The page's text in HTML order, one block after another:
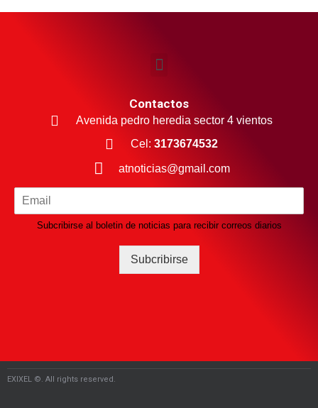
Contactos
Avenida pedro heredia sector 4 vientos
Cel: 3173674532
atnoticias@gmail.com
Subcribirse al boletin de noticias para recibir correos diarios
Subcribirse
EXIXEL ©. All rights reserved.